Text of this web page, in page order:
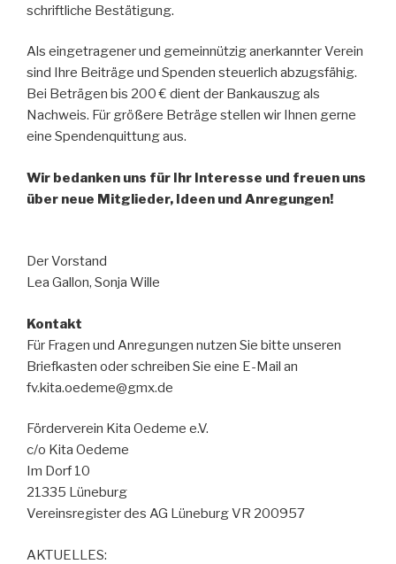
schriftliche Bestätigung.
Als eingetragener und gemeinnützig anerkannter Verein
sind Ihre Beiträge und Spenden steuerlich abzugsfähig.
Bei Beträgen bis 200 € dient der Bankauszug als
Nachweis. Für größere Beträge stellen wir Ihnen gerne
eine Spendenquittung aus.
Wir bedanken uns für Ihr Interesse und freuen uns
über neue Mitglieder, Ideen und Anregungen!
Der Vorstand
Lea Gallon, Sonja Wille
Kontakt
Für Fragen und Anregungen nutzen Sie bitte unseren
Briefkasten oder schreiben Sie eine E-Mail an
fv.kita.oedeme@gmx.de
Förderverein Kita Oedeme e.V.
c/o Kita Oedeme
Im Dorf 10
21335 Lüneburg
Vereinsregister des AG Lüneburg VR 200957
AKTUELLES: